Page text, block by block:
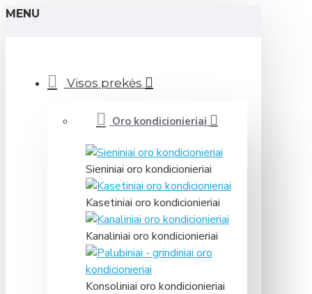
MENU
Visos prekės
Oro kondicionieriai
Sieniniai oro kondicionieriai
Kasetiniai oro kondicionieriai
Kanaliniai oro kondicionieriai
Konsoliniai oro kondicionieriai